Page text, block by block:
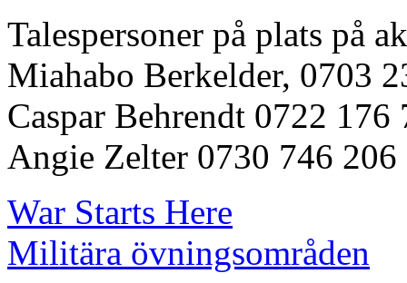
Talespersoner på plats på
Miahabo Berkelder, 0703
Caspar Behrendt 0722 176
Angie Zelter 0730 746 206
War Starts Here
Militära övningsområden